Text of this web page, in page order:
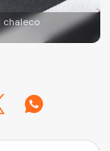
chaleco